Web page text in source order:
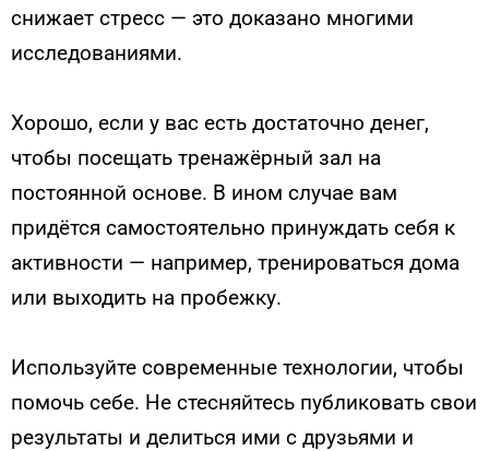
снижает стресс — это доказано многими
исследованиями.
Хорошо, если у вас есть достаточно денег,
чтобы посещать тренажёрный зал на
постоянной основе. В ином случае вам
придётся самостоятельно принуждать себя к
активности — например, тренироваться дома
или выходить на пробежку.
Используйте современные технологии, чтобы
помочь себе. Не стесняйтесь публиковать свои
результаты и делиться ими с друзьями и